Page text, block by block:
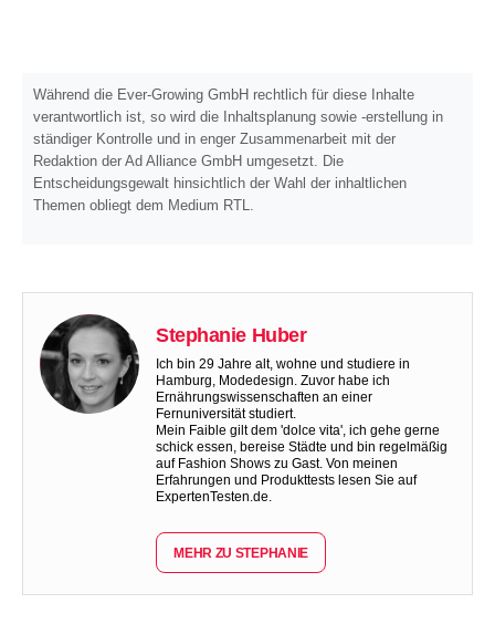
Während die Ever-Growing GmbH rechtlich für diese Inhalte
verantwortlich ist, so wird die Inhaltsplanung sowie -erstellung in
ständiger Kontrolle und in enger Zusammenarbeit mit der
Redaktion der Ad Alliance GmbH umgesetzt. Die
Entscheidungsgewalt hinsichtlich der Wahl der inhaltlichen
Themen obliegt dem Medium RTL.
Stephanie Huber
Ich bin 29 Jahre alt, wohne und studiere in
Hamburg, Modedesign. Zuvor habe ich
Ernährungswissenschaften an einer
Fernuniversität studiert.
Mein Faible gilt dem 'dolce vita', ich gehe gerne
schick essen, bereise Städte und bin regelmäßig
auf Fashion Shows zu Gast. Von meinen
Erfahrungen und Produkttests lesen Sie auf
ExpertenTesten.de.
MEHR ZU STEPHANIE